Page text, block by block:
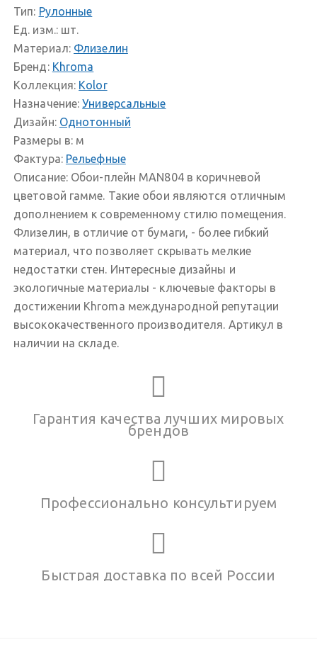
Тип: Рулонные
Ед. изм.:шт.
Материал: Флизелин
Бренд: Khroma
Коллекция: Kolor
Назначение: Универсальные
Дизайн: Однотонный
Размеры в: м
Фактура: Рельефные
Описание:Обои-плейн MAN804 в коричневой
цветовой гамме. Такие обои являются отличным
дополнением к современному стилю помещения.
Флизелин, в отличие от бумаги, - более гибкий
материал, что позволяет скрывать мелкие
недостатки стен. Интересные дизайны и
экологичные материалы - ключевые факторы в
достижении Khroma международной репутации
высококачественного производителя. Артикул в
наличии на складе.
Гарантия качества лучших мировых
брендов
Профессионально консультируем
Быстрая доставка по всей России